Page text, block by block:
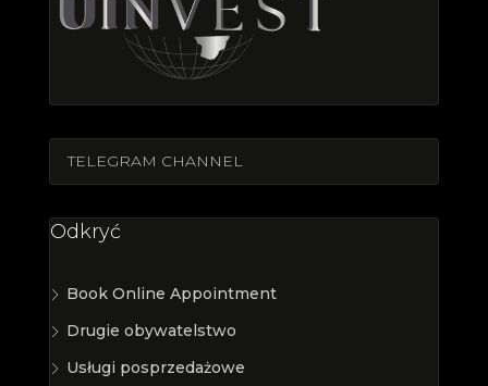
TELEGRAM CHANNEL
Odkryć
Book Online Appointment
Drugie obywatelstwo
Usługi posprzedażowe